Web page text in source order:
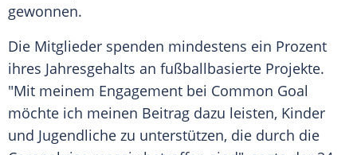
gewonnen.
Die Mitglieder spenden mindestens ein Prozent
ihres Jahresgehalts an fußballbasierte Projekte.
"Mit meinem Engagement bei Common Goal
möchte ich meinen Beitrag dazu leisten, Kinder
und Jugendliche zu unterstützen, die durch die